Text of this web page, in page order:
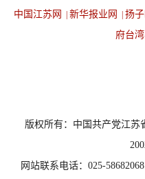
中国江苏网
新华报业网 扬
府台
版权所有：中国共产党江苏
网站联系电话：025-